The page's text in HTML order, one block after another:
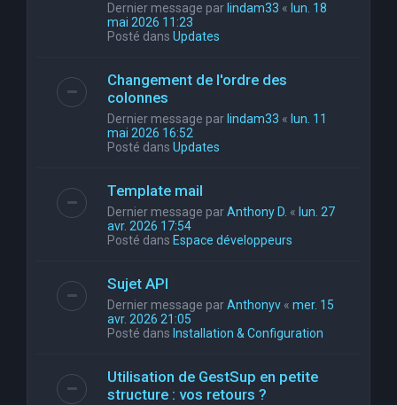
Dernier message par lindam33 « lun. 18
mai 2026 11:23
Posté dans Updates
Changement de l'ordre des
colonnes
Dernier message par lindam33 « lun. 11
mai 2026 16:52
Posté dans Updates
Template mail
Dernier message parAnthony D. « lun. 27
avr. 2026 17:54
Posté dans Espace développeurs
Sujet API
Dernier message parAnthonyv « mer. 15
avr. 2026 21:05
Posté dans Installation & Configuration
Utilisation de GestSup en petite
structure : vos retours ?